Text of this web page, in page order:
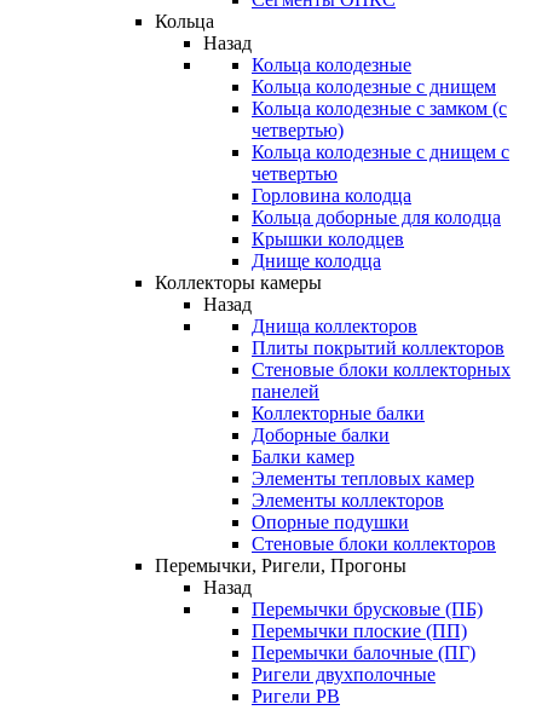
Кольца
Назад
Кольца колодезные
Кольца колодезные с днищем
Кольца колодезные с замком (с
четвертью)
Кольца колодезные с днищем с
четвертью
Горловина колодца
Кольца доборные для колодца
Крышки колодцев
Днище колодца
Коллекторы камеры
Назад
Днища коллекторов
Плиты покрытий коллекторов
Стеновые блоки коллекторных
панелей
Коллекторные балки
Доборные балки
Балки камер
Элементы тепловых камер
Элементы коллекторов
Опорные подушки
Стеновые блоки коллекторов
Перемычки, Ригели, Прогоны
Назад
Перемычки брусковые (ПБ)
Перемычки плоские (ПП)
Перемычки балочные (ПГ)
Ригели двухполочные
Ригели РВ